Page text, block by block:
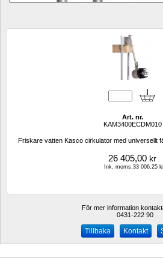
Art. nr.
KAM3400ECDM010
Friskare vatten Kasco cirkulator med universellt
26 405,00 kr
Ink. moms.33 006,25
För mer information
0431-222 90
Kontakt